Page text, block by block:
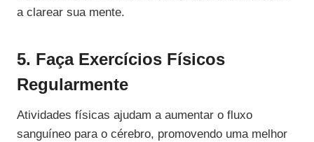
a clarear sua mente.
5. Faça Exercícios Físicos
Regularmente
Atividades físicas ajudam a aumentar o fluxo
sanguíneo para o cérebro, promovendo uma melhor